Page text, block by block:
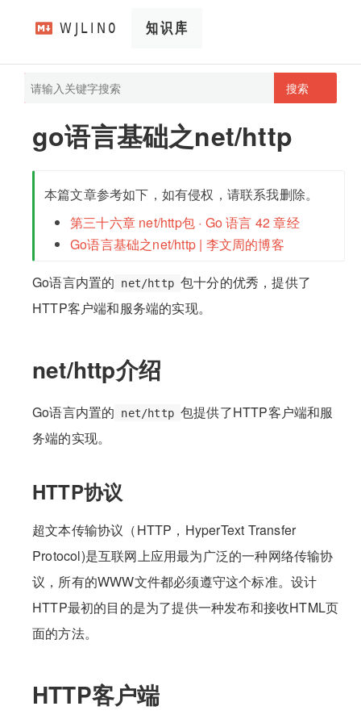
搜索
go语言基础之net/http
本篇文章参考如下，如有侵权，请联系我删除。
第三十六章 net/http包 · Go 语言 42 章经
Go语言基础之net/http | 李文周的博客
Go语言内置的 net/http 包十分的优秀，提供了
HTTP客户端和服务端的实现。
net/http介绍
Go语言内置的 net/http 包提供了HTTP客户端和服
务端的实现。
HTTP协议
超文本传输协议（HTTP，HyperText Transfer
Protocol)是互联网上应用最为广泛的一种网络传输协
议，所有的WWW文件都必须遵守这个标准。设计
HTTP最初的目的是为了提供一种发布和接收HTML页
面的方法。
HTTP客户端